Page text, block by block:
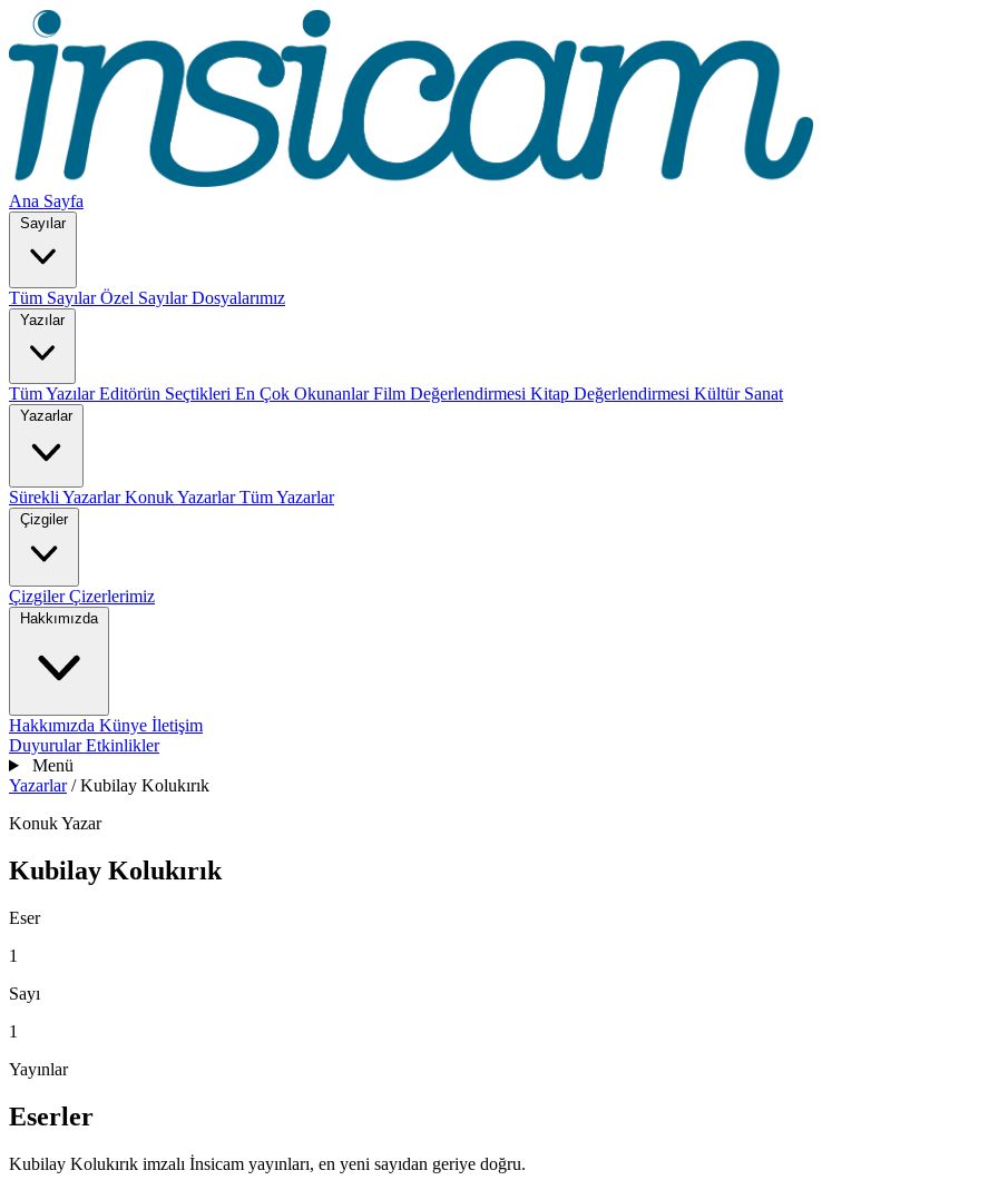
Ana Sayfa
Sayılar
Tüm SayılarÖzel SayılarDosyalarımız
Yazılar
Tüm YazılarEditörün Seçtikleri En Çok OkunanlarFilm Değerlendirmesi Kitap Değerlendirmesi Kültür Sanat
Yazarlar
Sürekli YazarlarKonuk YazarlarTüm Yazarlar
Çizgiler
ÇizgilerÇizerlerimiz
Hakkımızda
Hakkımızda Künye İletişim
DuyurularEtkinlikler
Menü
Yazarlar / Kubilay Kolukırık
Konuk Yazar
Kubilay Kolukırık
Eser
1
Sayı
1
Yayınlar
Eserler
Kubilay Kolukırık imzalı İnsicam yayınları, en yeni sayıdan geriye doğru.